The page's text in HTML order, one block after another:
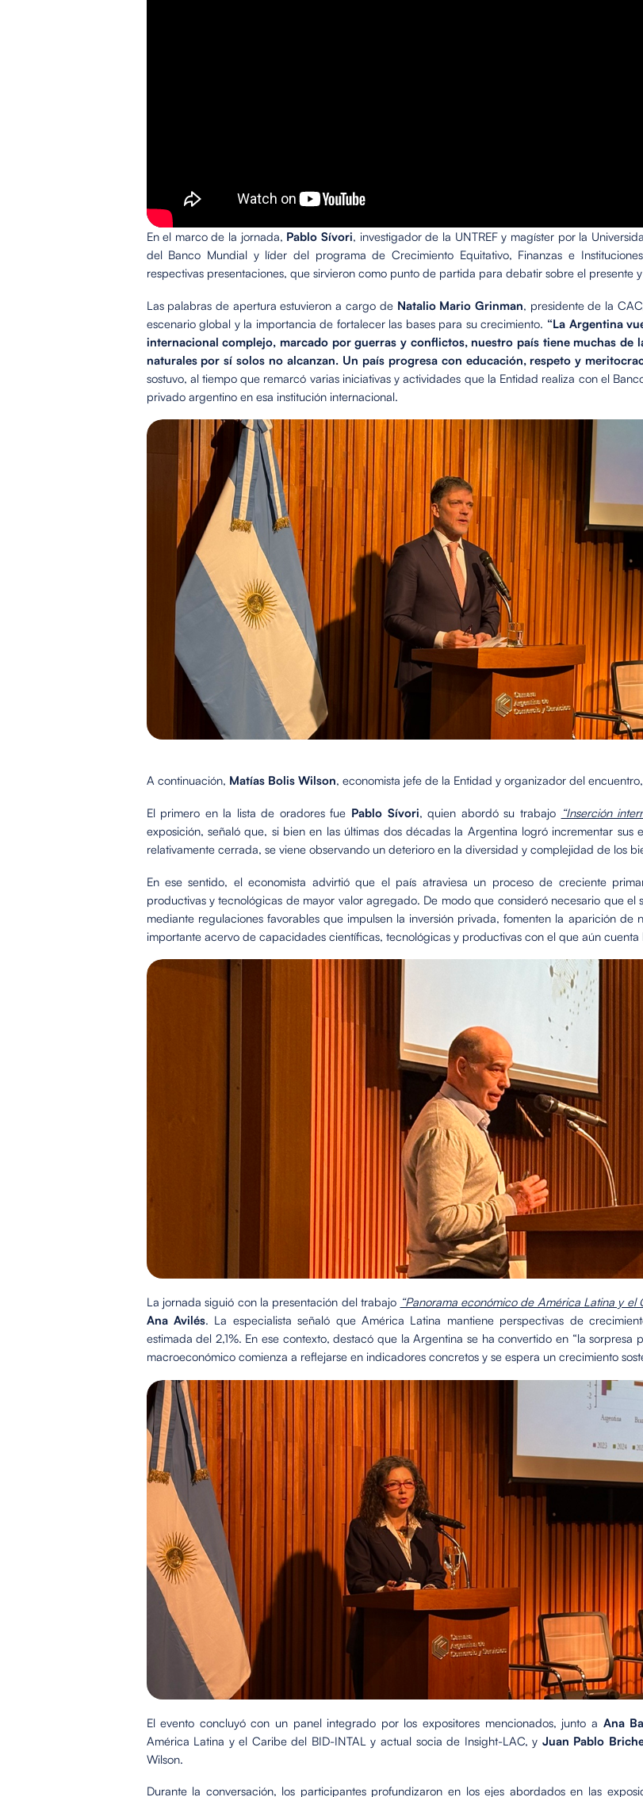
En el marco de la jornada, Pablo Sívori, investigador de la UNTREF y magíster por la
del Banco Mundial y líder del programa de Crecimiento Equitativo, Finanzas e
respectivas presentaciones, que sirvieron como punto de partida para debatir sobre el presente
Las palabras de apertura estuvieron a cargo de Natalio Mario Grinman, presidente de la
escenario global y la importancia de fortalecer las bases para su crecimiento. “La Argentina
internacional complejo, marcado por guerras y conflictos, nuestro país tiene muchas de
naturales por sí solos no alcanzan. Un país progresa con educación, respeto y
sostuvo, al tiempo que remarcó varias iniciativas y actividades que la Entidad realiza con el
privado argentino en esa institución internacional.
A continuación, Matías Bolis Wilson, economista jefe de la Entidad y organizador del
El primero en la lista de oradores fue Pablo Sívori, quien abordó su trabajo “Inserción
exposición, señaló que, si bien en las últimas dos décadas la Argentina logró incrementar sus
relativamente cerrada, se viene observando un deterioro en la diversidad y complejidad de los
En ese sentido, el economista advirtió que el país atraviesa un proceso de creciente
productivas y tecnológicas de mayor valor agregado. De modo que consideró necesario que
mediante regulaciones favorables que impulsen la inversión privada, fomenten la aparición de
importante acervo de capacidades científicas, tecnológicas y productivas con el que aún cuenta
La jornada siguió con la presentación del trabajo “Panorama económico de América Latina y el
Ana Avilés. La especialista señaló que América Latina mantiene perspectivas de
estimada del 2,1%. En ese contexto, destacó que la Argentina se ha convertido en “la
macroeconómico comienza a reflejarse en indicadores concretos y se espera un crecimiento
El evento concluyó con un panel integrado por los expositores mencionados, junto a Ana
América Latina y el Caribe del BID-INTAL y actual socia de Insight-LAC, y Juan Pablo
Wilson.
Durante la conversación, los participantes profundizaron en los ejes abordados en las